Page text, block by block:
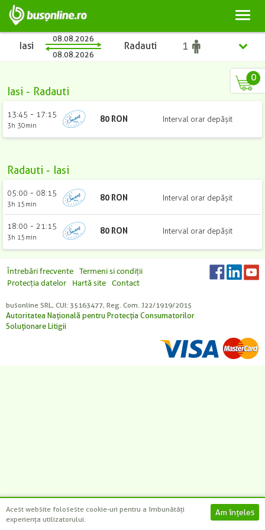
Iasi
08.08.2026
Radauti
08.08.2026
Iasi
Radauti
- + - +
(2 - 10 ani)
- +
CAUTĂ
0
Iasi - Radauti
13:45 - 17:15
3h 30min
80 RON Interval orar depășit
Radauti - Iasi
05:00 - 08:15
3h 15min
80 RON Interval orar depășit
18:00 - 21:15
3h 15min
80 RON Interval orar depășit
Întrebări frecvente
Termeni si condiții
Protecția datelor
Hartă site Contact
busonline SRL, CUI: 35163477, Reg. Com. J22/1919/2015
Autoritatea Națională pentru Protecția Consumatorilor
Soluționare Litigii
Acest website foloseste cookie-uri pentru a îmbunătăți
experiența utilizatorului.